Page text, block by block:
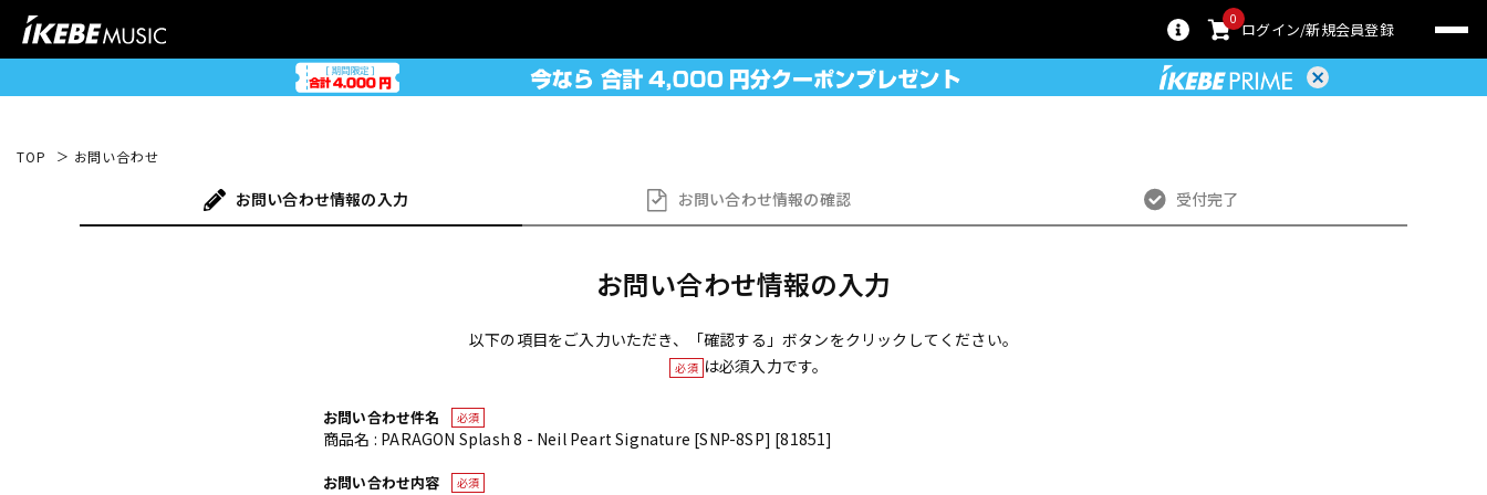
0
ログイン 新規会員登録
TOP お問い合わせ
お問い合わせ情報の入力 お問い合わせ情報の確認 受付完了
お問い合わせ情報の入力
以下の項目をご入力いただき、「確認する」ボタンをクリックしてください。
必須 は必須入力です。
お問い合わせ件名 必須
商品名 : PARAGON Splash 8 - Neil Peart Signature [SNP-8SP] [81851]
お問い合わせ内容 必須